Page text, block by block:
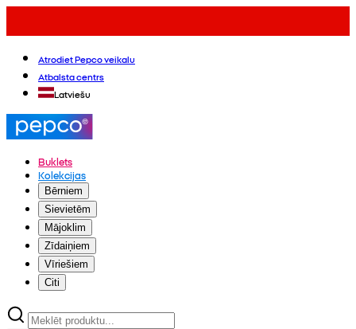
Atrodiet Pepco veikalu
Atbalsta centrs
Latviešu
Buklets
Kolekcijas
Bērniem
Sievietēm
Mājoklim
Zīdaiņiem
Vīriešiem
Citi